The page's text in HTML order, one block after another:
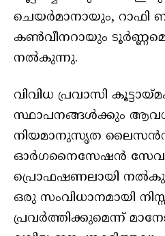
ചെയർമാനായും, റാഫി
കൺവീനറായും
നൽകുന്നു.
വിവിധ പ്രവാസി
സ്ഥാപനങ്ങൾക്കും
നിയമാനുസൃത
ഓർഗനൈസേഷൻ
പ്രൊഫഷണലായി
ഒരു സംവിധാനമായി
പ്രവർത്തിക്കുമെന്ന്